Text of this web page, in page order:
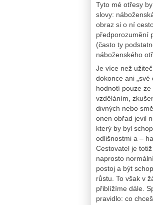
Tyto mé otřesy
slovy:
obraz si o ní
předporozumění
(často ty
náboženského
Je více než
dokonce ani
hodnotí pouze
vzděláním,
divných nebo
onen obřad jevil
který by byl
odlišnostmi a –
Cestovatel je
naprosto
postoj a být
růstu. To však v
přiblížíme dále.
pravidlo: co